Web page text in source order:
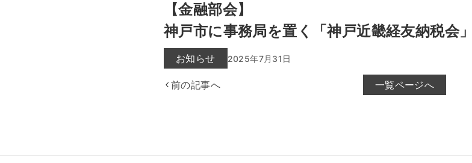
【金融部会】
神戸市に事務局を置く「神戸近畿経友納税会
お知らせ 2025年7月31日
前の記事へ 一覧ページへ